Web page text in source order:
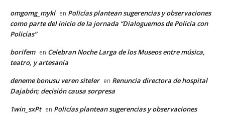
omgomg_mykl en Policías plantean sugerencias y observaciones
como parte del inicio de la jornada “Dialoguemos de Policía con
Policías”
borifem en Celebran Noche Larga de los Museos entre música,
teatro, y artesanía
deneme bonusu veren siteler en Renuncia directora de hospital
Dajabón; decisión causa sorpresa
1win_sxPt en Policías plantean sugerencias y observaciones